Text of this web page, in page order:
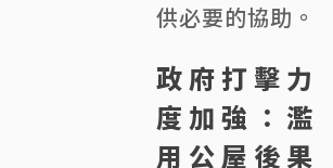
供必要的協助。
政府打擊力
度加強：濫
用公屋後果